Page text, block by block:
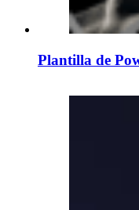
Plantilla de